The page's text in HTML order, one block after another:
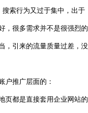
索行为又过于集中，出于
，很多需求并不是很强烈的
，引来的流量质量过差，没
户推广层面的：
页都是直接套用企业网站的